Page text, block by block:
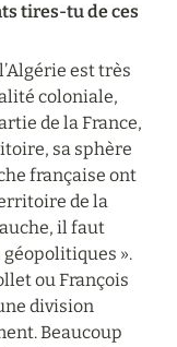
tires-tu de ces
est très
coloniale,
de la France,
sa sphère
française ont
de la
il faut
».
ou François
division
Beaucoup